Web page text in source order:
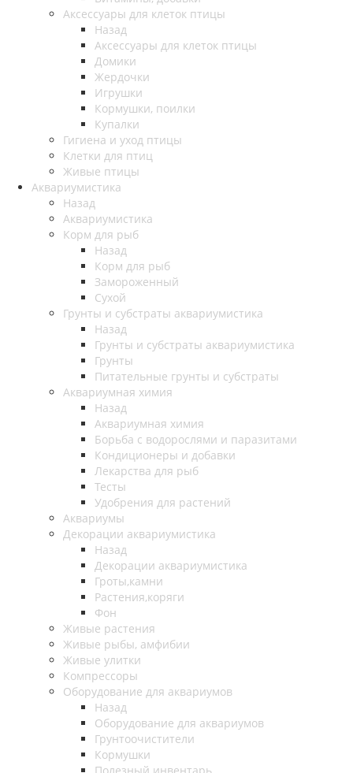
Аксессуары для клеток птицы
Назад
Аксессуары для клеток птицы
Домики
Жердочки
Игрушки
Кормушки, поилки
Купалки
Гигиена и уход птицы
Клетки для птиц
Живые птицы
Аквариумистика
Назад
Аквариумистика
Корм для рыб
Назад
Корм для рыб
Замороженный
Сухой
Грунты и субстраты аквариумистика
Назад
Грунты и субстраты аквариумистика
Грунты
Питательные грунты и субстраты
Аквариумная химия
Назад
Аквариумная химия
Борьба с водорослями и паразитами
Кондиционеры и добавки
Лекарства для рыб
Тесты
Удобрения для растений
Аквариумы
Декорации аквариумистика
Назад
Декорации аквариумистика
Гроты,камни
Растения,коряги
Фон
Живые растения
Живые рыбы, амфибии
Живые улитки
Компрессоры
Оборудование для аквариумов
Назад
Оборудование для аквариумов
Грунтоочистители
Кормушки